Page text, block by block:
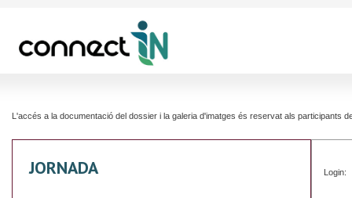
L'accés a la documentació del dossier i la galeria d'imatges és reservat als participants
JORNADA Login: